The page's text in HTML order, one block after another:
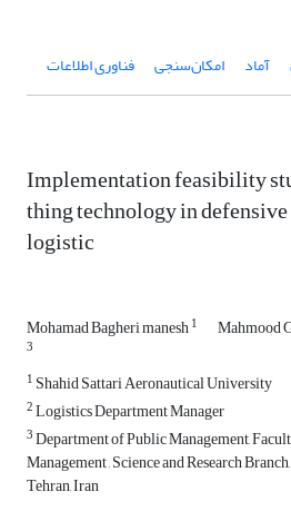
آماد امکان‌سنجی فناوری اطلاعات
Implementation feasibility
thing technology in
logistic
Mohamad Bagheri manesh1 Mahmood
3
1 Shahid Sattari Aeronautical University
2Logistics Department Manager
3Department of Public Management,
Management , Science and Research
Tehran, Iran